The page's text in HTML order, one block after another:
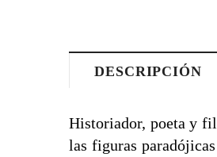
DESCRIPCIÓN
Historiador, poeta y
las figuras